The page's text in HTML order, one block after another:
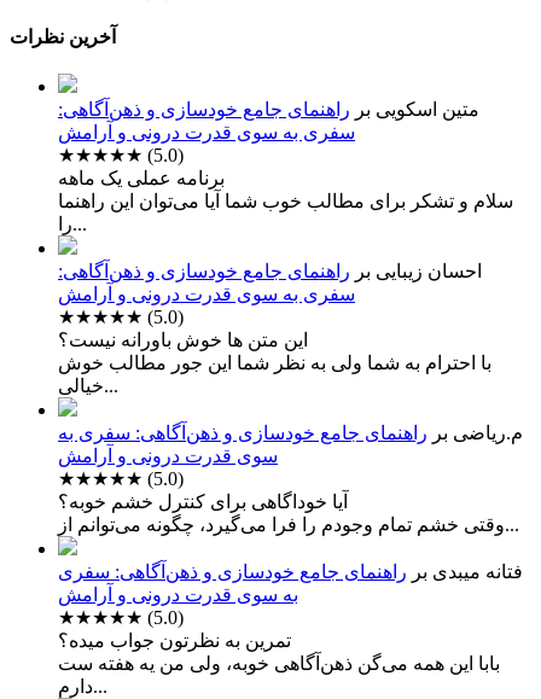
آخرین نظرات
متین اسکویی بر راهنمای جامع خودسازی و ذهن‌آگاهی:
سفری به سوی قدرت درونی و آرامش
★★★★★ (5.0)
برنامه عملی یک ماهه
سلام و تشکر برای مطالب خوب شما آیا می‌توان این راهنما
را...
احسان زیبایی بر راهنمای جامع خودسازی و ذهن‌آگاهی:
سفری به سوی قدرت درونی و آرامش
★★★★★ (5.0)
این متن ها خوش باورانه نیست؟
با احترام به شما ولی به نظر شما این جور مطالب خوش
خیالی...
م.ریاضی بر راهنمای جامع خودسازی و ذهن‌آگاهی: سفری به
سوی قدرت درونی و آرامش
★★★★★ (5.0)
آیا خوداگاهی برای کنترل خشم خوبه؟
وقتی خشم تمام وجودم را فرا می‌گیرد، چگونه می‌توانم از...
فتانه میبدی بر راهنمای جامع خودسازی و ذهن‌آگاهی: سفری
به سوی قدرت درونی و آرامش
★★★★★ (5.0)
تمرین به نظرتون جواب میده؟
بابا این همه می‌گن ذهن‌آگاهی خوبه، ولی من یه هفته ست
دارم...